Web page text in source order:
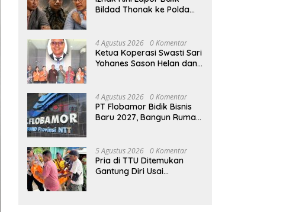
Bildad Thonak ke Polda
4 Agustus 2026 0 Komentar
Ketua Koperasi Swasti Sari
Yohanes Sason Helan dan
Koperasi Swasti Sari Dan
Semua Karyawan Yang
Menyambut Sukacita
4 Agustus 2026 0 Komentar
PT Flobamor Bidik Bisnis
Baru 2027, Bangun Rumah
5 Agustus 2026 0 Komentar
Pria di TTU Ditemukan
Gantung Diri Usai